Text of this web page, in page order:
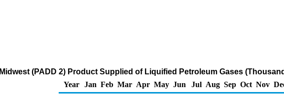
Midwest (PADD 2) Product Supplied of Liquified Petroleum Gases
Year Jan Feb Mar Apr May Jun Jul Aug Sep Oct Nov